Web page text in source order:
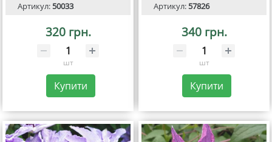
Артикул:50033
320 грн.
шт
Купити
Артикул:57826
340 грн.
шт
Купити